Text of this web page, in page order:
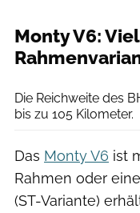
Monty V6:
Die Reichweite des
bis zu 105 Kilometer.
Das Monty V6 ist
Rahmen oder
(ST-Variante)